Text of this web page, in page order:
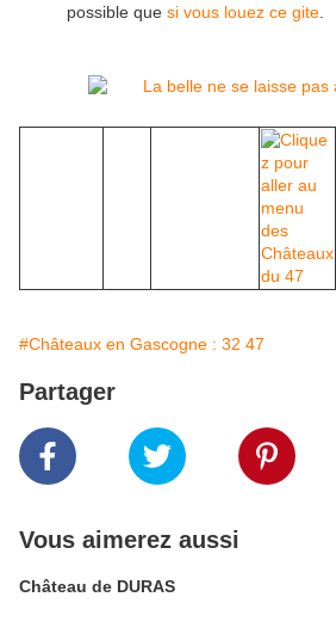
possible que si vous louez ce gite
#Châteaux en Gascogne : 32 47
Partager
Vous aimerez aussi
Château de DURAS